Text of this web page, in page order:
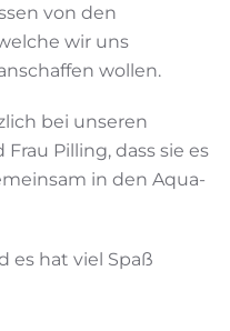
von den
wir uns
wollen.
bei unseren
Pilling, dass sie es
in den Aqua-
es hat viel Spaß